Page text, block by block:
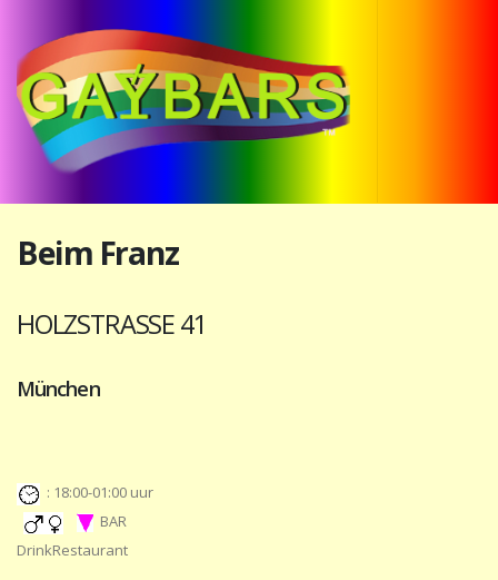
Beim Franz
HOLZSTRASSE 41
München
: 18:00-01:00 uur
BAR
DrinkRestaurant